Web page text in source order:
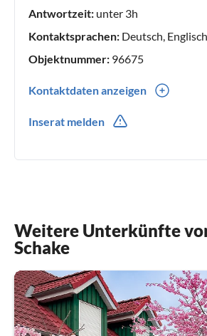
Antwortzeit: unter 3h
Kontaktsprachen: Deutsch, Englisch
Objektnummer: 96675
Kontaktdaten anzeigen
Inserat melden
Weitere Unterkünfte
Schake